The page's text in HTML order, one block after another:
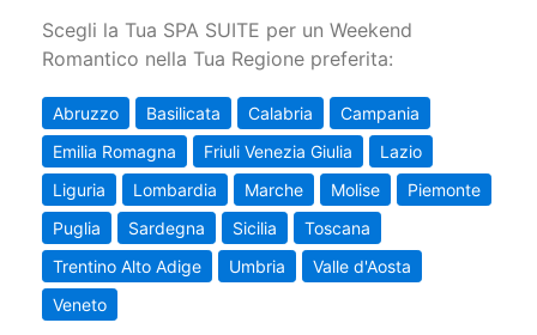
Scegli la Tua SPA SUITE per un Weekend
Romantico nella Tua Regione preferita:
Abruzzo Basilicata Calabria
Campania
Emilia Romagna
Friuli Venezia Giulia
Lazio
Liguria
Lombardia Marche Molise
Piemonte
Puglia
Sardegna Sicilia
Toscana
Trentino Alto Adige
Umbria
Valle d'Aosta
Veneto